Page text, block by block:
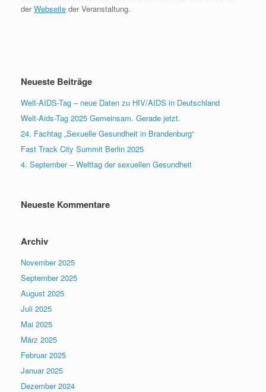
derWebseite der Veranstaltung.
Neueste Beiträge
Welt-AIDS-Tag – neue Daten zu HIV/AIDS in Deutschland
Welt-Aids-Tag 2025 Gemeinsam. Gerade jetzt.
24. Fachtag „Sexuelle Gesundheit in Brandenburg“
Fast Track City Summit Berlin 2025
4. September – Welttag der sexuellen Gesundheit
Neueste Kommentare
Archiv
November 2025
September 2025
August 2025
Juli 2025
Mai 2025
März 2025
Februar 2025
Januar 2025
Dezember 2024